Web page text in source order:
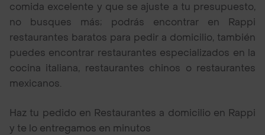
comida excelente y que se ajuste a tu presupuesto,
no busques más; podrás encontrar en Rappi
restaurantes baratos para pedir a domicilio, también
puedes encontrar restaurantes especializados en la
cocina italiana, restaurantes chinos o restaurantes
mexicanos.
Haz tu pedido en Restaurantes a domicilio en Rappi
y te lo entregamos en minutos